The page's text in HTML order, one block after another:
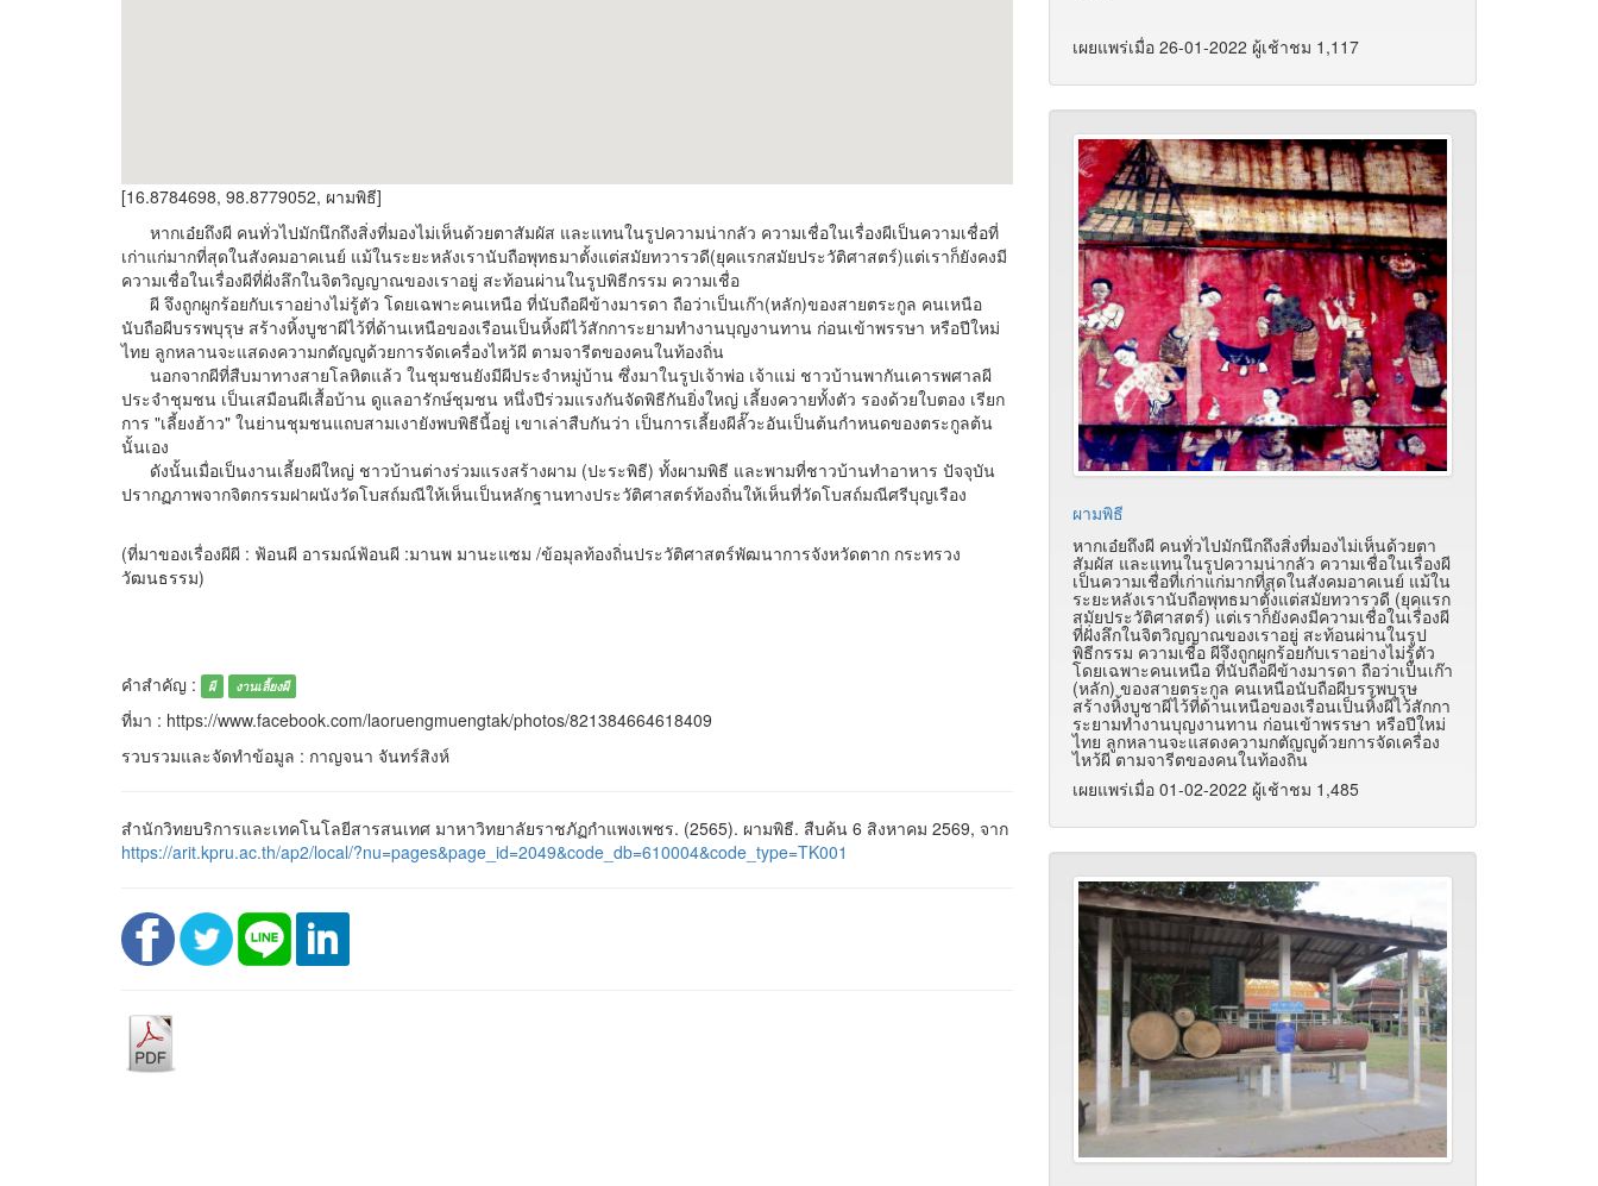
[16.8784698, 98.8779052, ผามพิธี]
หากเอ๋ยถึงผี คนทั่วไปมักนึกถึงสิ่งที่มองไม่เห็นด้วยตาสัมผัส และแทนในรูปความน่ากลัว ความเชื่อในเรื่องผีเป็นความเชื่อที่
เก่าแก่มากที่สุดในสังคมอาคเนย์ แม้ในระยะหลังเรานับถือพุทธมาตั้งแต่สมัยทวารวดี(ยุคแรกสมัยประวัติศาสตร์)แต่เราก็ยังคงมี
ความเชื่อในเรื่องผีที่ฝั่งลึกในจิตวิญญาณของเราอยู่ สะท้อนผ่านในรูปพิธีกรรม ความเชื่อ
ผี จึงถูกผูกร้อยกับเราอย่างไม่รู้ตัว โดยเฉพาะคนเหนือ ที่นับถือผีข้างมารดา ถือว่าเป็นเก๊า(หลัก)ของสายตระกูล คนเหนือ
นับถือผีบรรพบุรุษ สร้างหิ้งบูชาผีไว้ที่ด้านเหนือของเรือนเป็นหิ้งผีไว้สักการะยามทำงานบุญงานทาน ก่อนเข้าพรรษา หรือปีใหม่
ไทย ลูกหลานจะแสดงความกตัญญูด้วยการจัดเครื่องไหว้ผี ตามจารีตของคนในท้องถิ่น
นอกจากผีที่สืบมาทางสายโลหิตแล้ว ในชุมชนยังมีผีประจำหมู่บ้าน ซึ่งมาในรูปเจ้าพ่อ เจ้าแม่ ชาวบ้านพากันเคารพศาลผี
ประจำชุมชน เป็นเสมือนผีเสื้อบ้าน ดูแลอารักษ์ชุมชน หนึ่งปีร่วมแรงกันจัดพิธีกันยิ่งใหญ่ เลี้ยงควายทั้งตัว รองด้วยใบตอง เรียก
การ "เลี้ยงฮ้าว" ในย่านชุมชนแถบสามเงายังพบพิธีนี้อยู่ เขาเล่าสืบกันว่า เป็นการเลี้ยงผีลั๊วะอันเป็นต้นกำหนดของตระกูลต้น
นั้นเอง
ดังนั้นเมื่อเป็นงานเลี้ยงผีใหญ่ ชาวบ้านต่างร่วมแรงสร้างผาม (ปะระพิธี) ทั้งผามพิธี และพามที่ชาวบ้านทำอาหาร ปัจจุบัน
ปรากฏภาพจากจิตกรรมฝาผนังวัดโบสถ์มณีให้เห็นเป็นหลักฐานทางประวัติศาสตร์ท้องถิ่นให้เห็นที่วัดโบสถ์มณีศรีบุญเรือง
(ที่มาของเรื่องผีผี : ฟ้อนผี อารมณ์ฟ้อนผี :มานพ มานะแซม /ข้อมุลท้องถิ่นประวัติศาสตร์พัฒนาการจังหวัดตาก กระทรวง
วัฒนธรรม)
คำสำคัญ : ผี งานเลี้ยงผี
ที่มา : https://www.facebook.com/laoruengmuengtak/photos/821384664618409
รวบรวมและจัดทำข้อมูล : กาญจนา จันทร์สิงห์
สำนักวิทยบริการและเทคโนโลยีสารสนเทศ มาหาวิทยาลัยราชภัฏกำแพงเพชร. (2565). ผามพิธี. สืบค้น 6 สิงหาคม 2569, จาก
https://arit.kpru.ac.th/ap2/local/?nu=pages&page_id=2049&code_db=610004&code_type=TK001
เผยแพร่เมื่อ 26-01-2022 ผู้เช้าชม 1,117
ผามพิธี
หากเอ๋ยถึงผี คนทั่วไปมักนึกถึงสิ่งที่มองไม่เห็นด้วยตา
สัมผัส และแทนในรูปความน่ากลัว ความเชื่อในเรื่องผี
เป็นความเชื่อที่เก่าแก่มากที่สุดในสังคมอาคเนย์ แม้ใน
ระยะหลังเรานับถือพุทธมาตั้งแต่สมัยทวารวดี (ยุคแรก
สมัยประวัติศาสตร์) แต่เราก็ยังคงมีความเชื่อในเรื่องผี
ที่ฝั่งลึกในจิตวิญญาณของเราอยู่ สะท้อนผ่านในรูป
พิธีกรรม ความเชื่อ ผีจึงถูกผูกร้อยกับเราอย่างไม่รู้ตัว
โดยเฉพาะคนเหนือ ที่นับถือผีข้างมารดา ถือว่าเป็นเก๊า
(หลัก) ของสายตระกูล คนเหนือนับถือผีบรรพบุรุษ
สร้างหิ้งบูชาผีไว้ที่ด้านเหนือของเรือนเป็นหิ้งผีไว้สักกา
ระยามทำงานบุญงานทาน ก่อนเข้าพรรษา หรือปีใหม่
ไทย ลูกหลานจะแสดงความกตัญญูด้วยการจัดเครื่อง
ไหว้ผี ตามจารีตของคนในท้องถิ่น
เผยแพร่เมื่อ 01-02-2022 ผู้เช้าชม 1,485